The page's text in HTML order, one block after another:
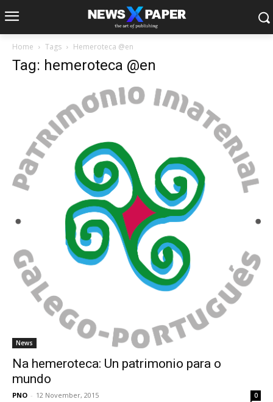
Home Tags Hemeroteca @en
Tag: hemeroteca @en
News
Na hemeroteca: Un patrimonio para o
mundo
PNO - 12 November, 2015 0